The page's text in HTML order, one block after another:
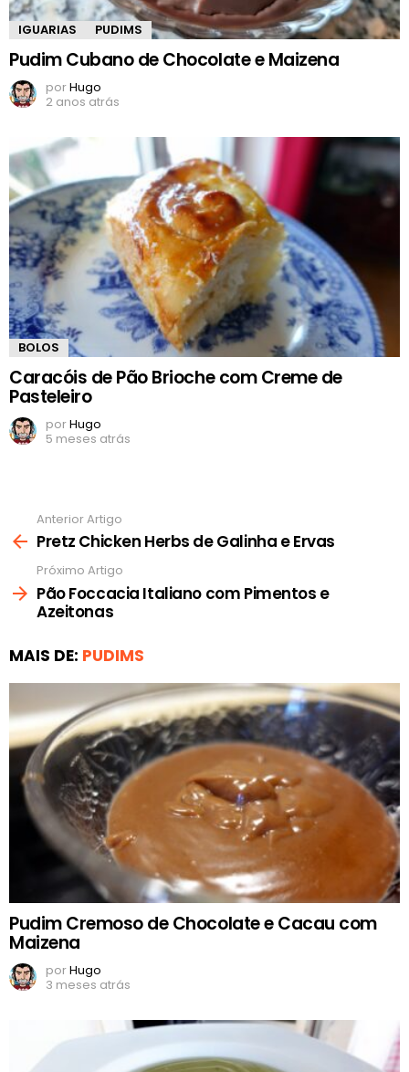
IGUARIAS PUDIMS
Pudim Cubano de Chocolate e Maizena
porHugo
2 anos atrás
BOLOS
Caracóis de Pão Brioche com Creme de
Pasteleiro
porHugo
5 meses atrás
mais
Anterior Artigo
Pretz Chicken Herbs de Galinha e Ervas
Próximo Artigo
Pão Foccacia Italiano com Pimentos e
Azeitonas
MAIS DE: PUDIMS
Pudim Cremoso de Chocolate e Cacau com
Maizena
porHugo
3 meses atrás